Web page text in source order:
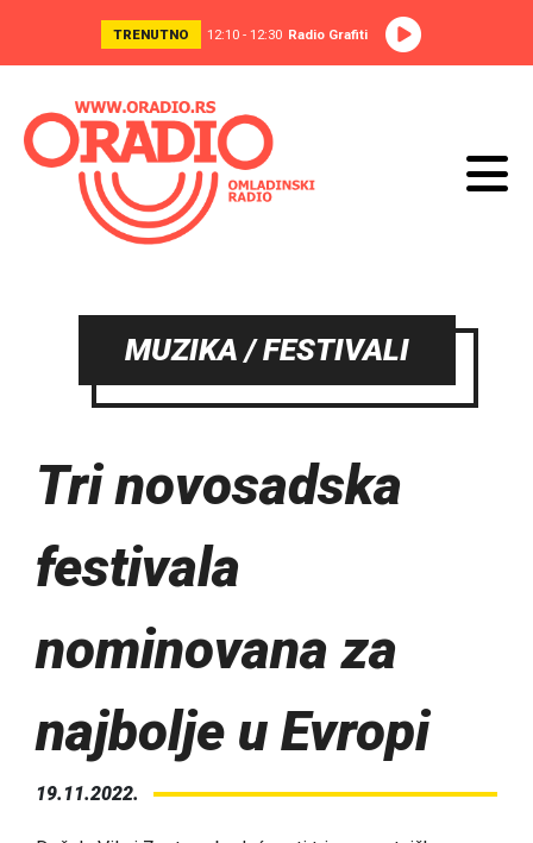
TRENUTNO 12:10 - 12:30 Radio Grafiti
MUZIKA / FESTIVALI
Tri novosadska
festivala
nominovana za
najbolje u Evropi
19.11.2022.